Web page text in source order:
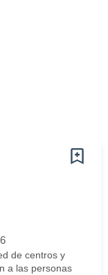
de centros y
a las personas